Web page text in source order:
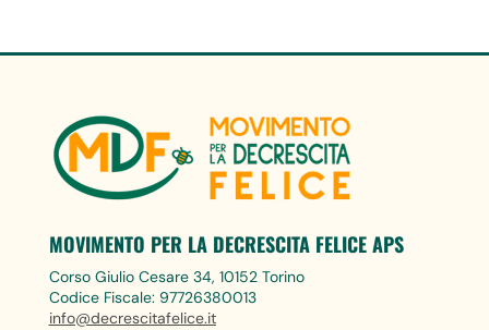
MOVIMENTO PER LA DECRESCITA FELICE APS
Corso Giulio Cesare 34, 10152 Torino
Codice Fiscale: 97726380013
info@decrescitafelice.it